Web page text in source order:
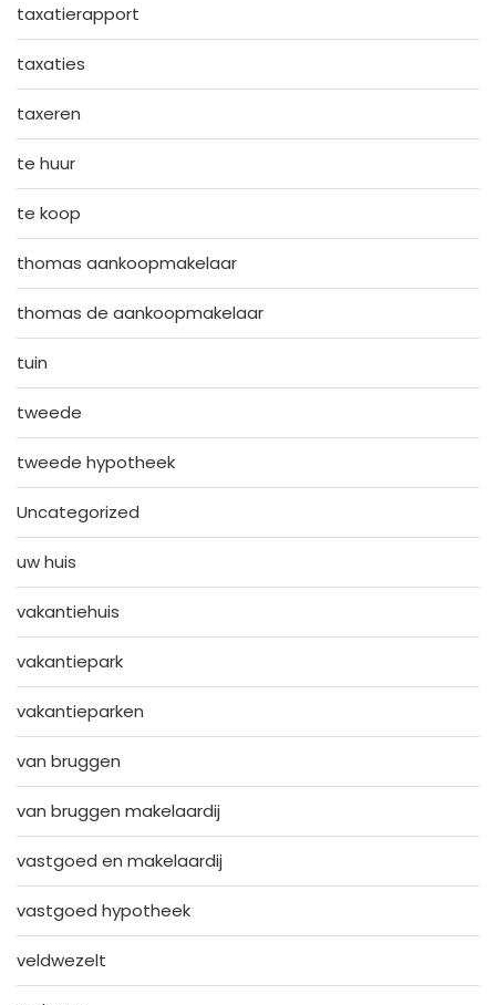
taxatierapport
taxaties
taxeren
te huur
te koop
thomas aankoopmakelaar
thomas de aankoopmakelaar
tuin
tweede
tweede hypotheek
Uncategorized
uw huis
vakantiehuis
vakantiepark
vakantieparken
van bruggen
van bruggen makelaardij
vastgoed en makelaardij
vastgoed hypotheek
veldwezelt